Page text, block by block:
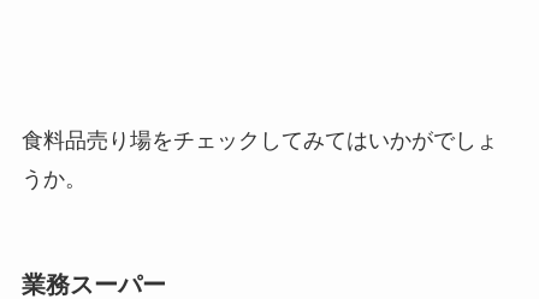
食料品売り場をチェックしてみてはいかがでしょ
うか。
業務スーパー